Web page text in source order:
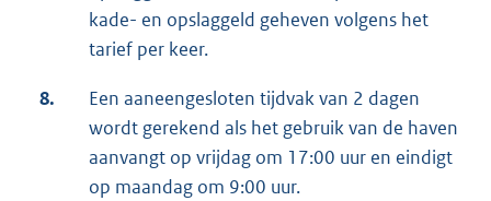
kade- en opslaggeld geheven volgens het
tarief per keer.
8.
Een aaneengesloten tijdvak van 2 dagen
wordt gerekend als het gebruik van de haven
aanvangt op vrijdag om 17:00 uur en eindigt
op maandag om 9:00 uur.